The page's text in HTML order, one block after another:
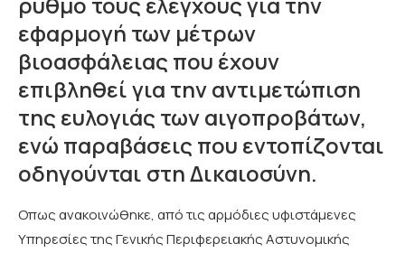
εφαρμογή των μέτρων
βιοασφάλειας που έχουν
επιβληθεί για την αντιμετώπιση
της ευλογιάς των αιγοπροβάτων,
ενώ παραβάσεις που εντοπίζονται
οδηγούνται στη Δικαιοσύνη.
Οπως ανακοινώθηκε, από τις αρμόδιες υφιστάμενες
Υπηρεσίες της Γενικής Περιφερειακής Αστυνομικής